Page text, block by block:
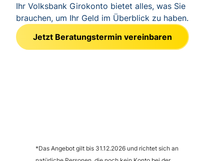
Ihr Volksbank Girokonto bietet alles, was Sie
brauchen, um Ihr Geld im Überblick zu haben.
Jetzt Beratungstermin vereinbaren
*Das Angebot gilt bis 31.12.2026 und richtet sich an